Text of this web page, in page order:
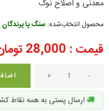
معدنی و اصلاح نوک
محصول انتخاب‌شده:سنگ پا
قیمت : 28,000
-
+
ارسال پستی به همه نقاط